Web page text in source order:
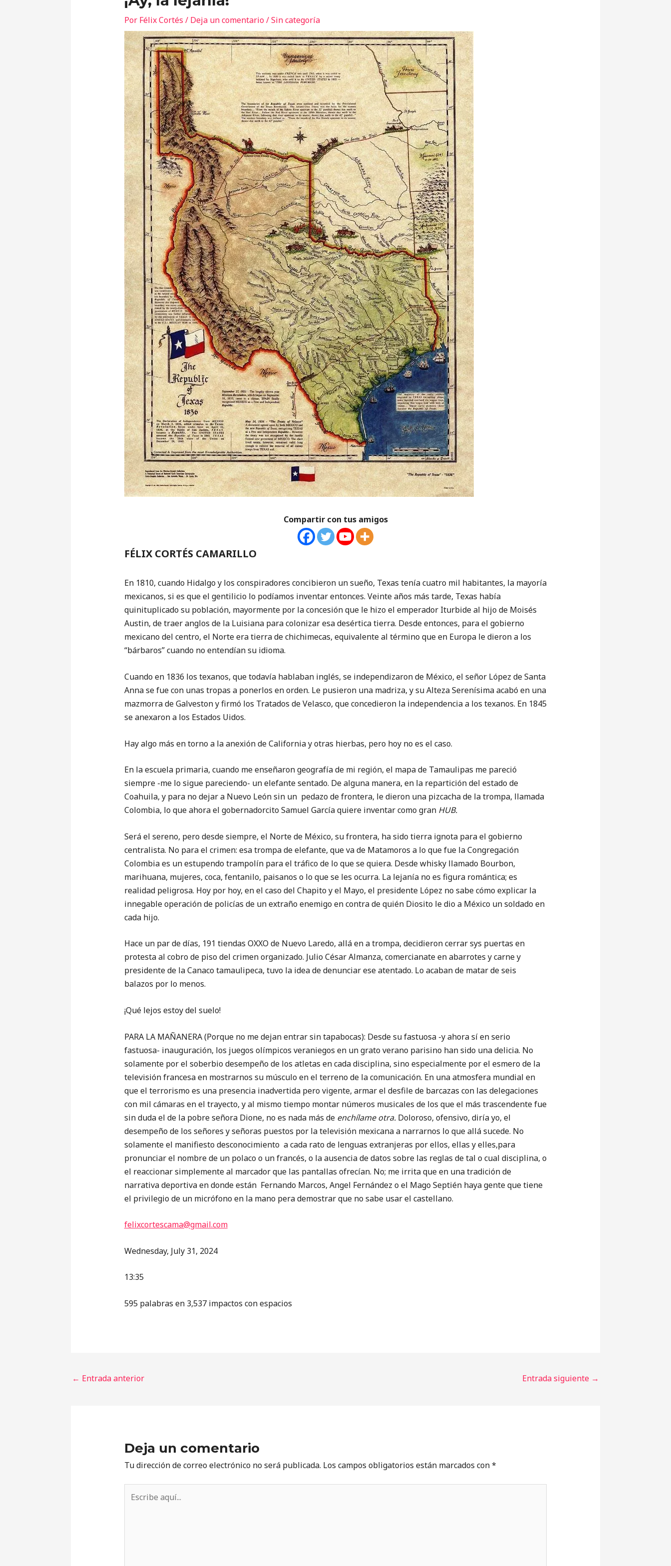
Por Félix Cortés / Deja un comentario/Sin categoría
Compartir con tus amigos
FÉLIX CORTÉS CAMARILLO
En 1810, cuando Hidalgo y los conspiradores concibieron un sueño, Texas tenía cuatro mil habitantes, la mayoría
mexicanos, si es que el gentilicio lo podíamos inventar entonces. Veinte años más tarde, Texas había
quinituplicado su población, mayormente por la concesión que le hizo el emperador Iturbide al hijo de Moisés
Austin, de traer anglos de la Luisiana para colonizar esa desértica tierra. Desde entonces, para el gobierno
mexicano del centro, el Norte era tierra de chichimecas, equivalente al término que en Europa le dieron a los
“bárbaros” cuando no entendían su idioma.
Cuando en 1836 los texanos, que todavía hablaban inglés, se independizaron de México, el señor López de Santa
Anna se fue con unas tropas a ponerlos en orden. Le pusieron una madriza, y su Alteza Serenísima acabó en una
mazmorra de Galveston y firmó los Tratados de Velasco, que concedieron la independencia a los texanos. En 1845
se anexaron a los Estados Uidos.
Hay algo más en torno a la anexión de California y otras hierbas, pero hoy no es el caso.
En la escuela primaria, cuando me enseñaron geografía de mi región, el mapa de Tamaulipas me pareció
siempre -me lo sigue pareciendo- un elefante sentado. De alguna manera, en la repartición del estado de
Coahuila, y para no dejar a Nuevo León sin un pedazo de frontera, le dieron una pizcacha de la trompa, llamada
Colombia, lo que ahora el gobernadorcito Samuel García quiere inventar como gran HUB.
Será el sereno, pero desde siempre, el Norte de México, su frontera, ha sido tierra ignota para el gobierno
centralista. No para el crimen: esa trompa de elefante, que va de Matamoros a lo que fue la Congregación
Colombia es un estupendo trampolín para el tráfico de lo que se quiera. Desde whisky llamado Bourbon,
marihuana, mujeres, coca, fentanilo, paisanos o lo que se les ocurra. La lejanía no es figura romántica; es
realidad peligrosa. Hoy por hoy, en el caso del Chapito y el Mayo, el presidente López no sabe cómo explicar la
innegable operación de policías de un extraño enemigo en contra de quién Diosito le dio a México un soldado en
cada hijo.
Hace un par de días, 191 tiendas OXXO de Nuevo Laredo, allá en a trompa, decidieron cerrar sys puertas en
protesta al cobro de piso del crimen organizado. Julio César Almanza, comercianate en abarrotes y carne y
presidente de la Canaco tamaulipeca, tuvo la idea de denunciar ese atentado. Lo acaban de matar de seis
balazos por lo menos.
¡Qué lejos estoy del suelo!
PARA LA MAÑANERA (Porque no me dejan entrar sin tapabocas): Desde su fastuosa -y ahora sí en serio
fastuosa- inauguración, los juegos olímpicos veraniegos en un grato verano parisino han sido una delicia. No
solamente por el soberbio desempeño de los atletas en cada disciplina, sino especialmente por el esmero de la
televisión francesa en mostrarnos su músculo en el terreno de la comunicación. En una atmosfera mundial en
que el terrorismo es una presencia inadvertida pero vigente, armar el desfile de barcazas con las delegaciones
con mil cámaras en el trayecto, y al mismo tiempo montar números musicales de los que el más trascendente fue
sin duda el de la pobre señora Dione, no es nada más de enchílame otra.Doloroso, ofensivo, diría yo, el
desempeño de los señores y señoras puestos por la televisión mexicana a narrarnos lo que allá sucede. No
solamente el manifiesto desconocimiento a cada rato de lenguas extranjeras por ellos, ellas y elles,para
pronunciar el nombre de un polaco o un francés, o la ausencia de datos sobre las reglas de tal o cual disciplina, o
el reaccionar simplemente al marcador que las pantallas ofrecían. No; me irrita que en una tradición de
narrativa deportiva en donde están Fernando Marcos, Angel Fernández o el Mago Septién haya gente que tiene
el privilegio de un micrófono en la mano pera demostrar que no sabe usar el castellano.
‎felixcortescama@gmail.com
Wednesday, July 31, 2024
13:35
595 palabras en 3,537 impactos con espacios
← Entrada anterior Entrada siguiente →
Deja un comentario
Tu dirección de correo electrónico no será publicada. Los campos obligatorios están marcados con*
aquí...